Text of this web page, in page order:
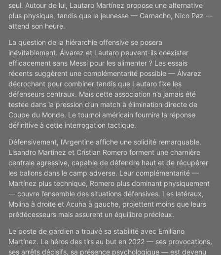
seul. Autour de lui, Lautaro Martínez propose une alternative
plus physique, tandis que la jeunesse — Garnacho, Nico Paz —
attend son heure.
La question de la hiérarchie offensive se posera
inévitablement. Álvarez et Lautaro peuvent-ils coexister
efficacement sans Messi pour les alimenter ? Les essais
récents suggèrent une complémentarité possible — Álvarez
décrochant pour combiner tandis que Lautaro fixe les
défenseurs centraux. Mais cette association n’a jamais été
testée dans la pression d’un match à élimination directe de
Coupe du Monde. Le tournoi américain fournira la réponse
définitive à cette interrogation tactique.
Défensivement, l’Argentine affiche une solidité remarquable.
Lisandro Martínez et Cristian Romero forment une charnière
centrale agressive, capable de défendre haut et de récupérer
les ballons dans le camp adverse. Leur complémentarité —
Martínez plus technique, Romero plus dominant physiquement
— couvre l’ensemble des situations défensives. Les latéraux,
Molina à droite et Acuña à gauche, projettent moins que leurs
prédécesseurs mais assurent un équilibre précieux.
Le poste de gardien a trouvé sa stabilité avec Emiliano
Martínez. Le héros des tirs au but en 2022 — ses provocations,
ses arrêts décisifs, sa présence psychologique — est devenu